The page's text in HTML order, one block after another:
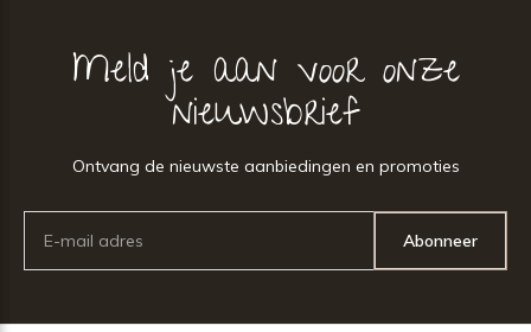
Meld je aan voor onze
nieuwsbrief
Ontvang de nieuwste aanbiedingen en promoties
Abonneer